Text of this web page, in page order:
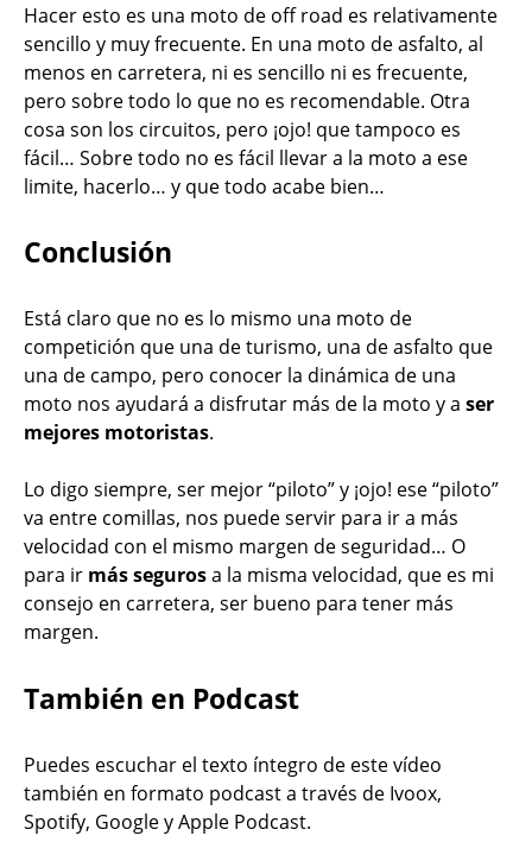
Hacer esto es una moto de off road es relativamente
sencillo y muy frecuente. En una moto de asfalto, al
menos en carretera, ni es sencillo ni es frecuente,
pero sobre todo lo que no es recomendable. Otra
cosa son los circuitos, pero ¡ojo! que tampoco es
fácil… Sobre todo no es fácil llevar a la moto a ese
limite, hacerlo… y que todo acabe bien…
Conclusión
Está claro que no es lo mismo una moto de
competición que una de turismo, una de asfalto que
una de campo, pero conocer la dinámica de una
moto nos ayudará a disfrutar más de la moto y a ser
mejores motoristas.
Lo digo siempre, ser mejor “piloto” y ¡ojo! ese “piloto”
va entre comillas, nos puede servir para ir a más
velocidad con el mismo margen de seguridad… O
para ir más segurosa la misma velocidad, que es mi
consejo en carretera, ser bueno para tener más
margen.
También en Podcast
Puedes escuchar el texto íntegro de este vídeo
también en formato podcast a través de Ivoox,
Spotify, Google y Apple Podcast.